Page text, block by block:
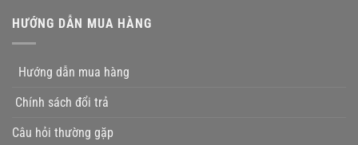
HƯỚNG DẪN MUA HÀNG
Hướng dẫn mua hàng
Chính sách đổi trả
Câu hỏi thường gặp